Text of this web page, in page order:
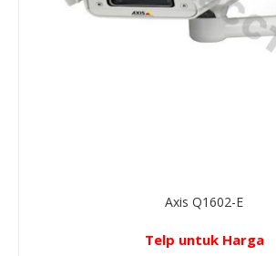
Axis Q1602-E
Telp untuk Harga